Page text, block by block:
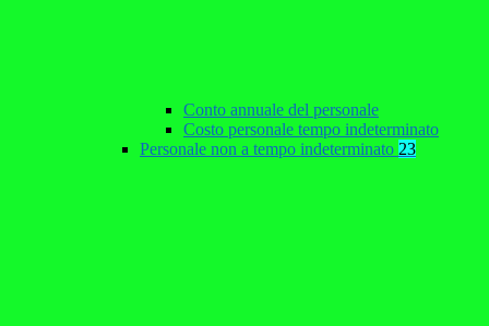
Conto annuale del personale
Costo personale tempo indeterminato
Personale non a tempo indeterminato 23